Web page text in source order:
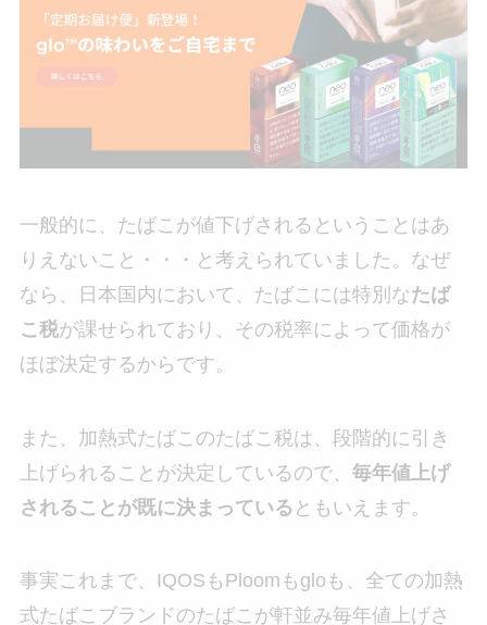
一般的に、たばこが値下げされるということはあ
りえないこと・・・と考えられていました。なぜ
なら、日本国内において、たばこには特別なたば
こ税が課せられており、その税率によって価格が
ほぼ決定するからです。
また、加熱式たばこのたばこ税は、段階的に引き
上げられることが決定しているので、 毎年値上げ
されることが既に決まっている ともいえます。
事実これまで、IQOSもPloomもgloも、全ての加熱
式たばこブランドのたばこが軒並み毎年値上げさ